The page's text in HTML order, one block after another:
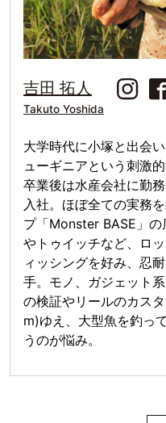
吉田 拓人
Takuto Yoshida
大学時代に小塚と出会
ューギニアという刺激
卒業後は水産会社に勤
入社。ほぼ全ての実務
プ「Monster BASE」
やトゥイッチなど、ロ
ィッシングを好み、忍
手。モノ、ガジェット
の検証やリールのカス
m)ゆえ、大型魚を釣っ
うのが悩み。